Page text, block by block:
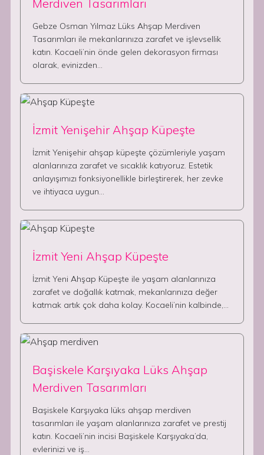
Merdiven Tasarımları
Gebze Osman Yılmaz Lüks Ahşap Merdiven
Tasarımları ile mekanlarınıza zarafet ve işlevsellik
katın. Kocaeli’nin önde gelen dekorasyon firması
olarak, evinizden…
İzmit Yenişehir Ahşap Küpeşte
İzmit Yenişehir ahşap küpeşte çözümleriyle yaşam
alanlarınıza zarafet ve sıcaklık katıyoruz. Estetik
anlayışımızı fonksiyonellikle birleştirerek, her zevke
ve ihtiyaca uygun…
İzmit Yeni Ahşap Küpeşte
İzmit Yeni Ahşap Küpeşte ile yaşam alanlarınıza
zarafet ve doğallık katmak, mekanlarınıza değer
katmak artık çok daha kolay. Kocaeli’nin kalbinde,…
Başiskele Karşıyaka Lüks Ahşap
Merdiven Tasarımları
Başiskele Karşıyaka lüks ahşap merdiven
tasarımları ile yaşam alanlarınıza zarafet ve prestij
katın. Kocaeli’nin incisi Başiskele Karşıyaka’da,
evlerinizi ve iş…